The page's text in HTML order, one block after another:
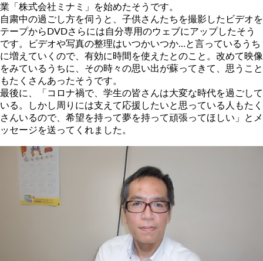
業「株式会社ミナミ」を始めたそうです。
自粛中の過ごし方を伺うと、子供さんたちを撮影したビデオを
テープからDVDさらには自分専用のウェブにアップしたそう
です。ビデオや写真の整理はいつかいつか…と言っているうち
に増えていくので、有効に時間を使えたとのこと。改めて映像
をみているうちに、その時々の思い出が蘇ってきて、思うこと
もたくさんあったそうです。
最後に、「コロナ禍で、学生の皆さんは大変な時代を過ごして
いる。しかし周りには支えて応援したいと思っている人もたく
さんいるので、希望を持って夢を持って頑張ってほしい」とメ
ッセージを送ってくれました。